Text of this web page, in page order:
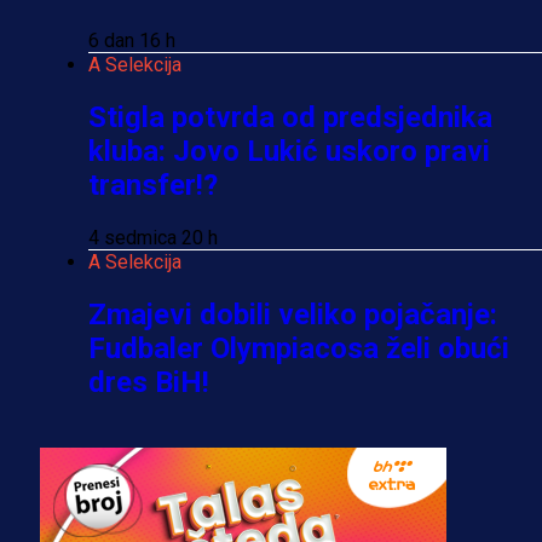
6 dan 16 h
A Selekcija
Stigla potvrda od predsjednika
kluba: Jovo Lukić uskoro pravi
transfer!?
4 sedmica 20 h
A Selekcija
Zmajevi dobili veliko pojačanje:
Fudbaler Olympiacosa želi obući
dres BiH!
Premijer liga BiH
Misimović priveden: SIPA ga tereti